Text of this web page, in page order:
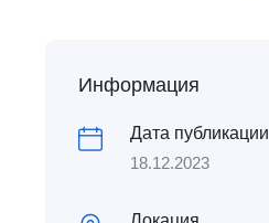
Информация
Дата публикации
18.12.2023